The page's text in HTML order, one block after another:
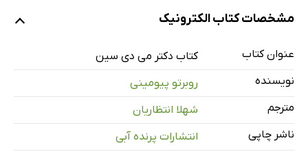
مشخصات کتاب الکترونیک
عنوان کتاب
کتاب دکتر می دی سین
نویسنده
روبرتو پیومینی
مترجم
شهلا انتظاریان
ناشر چاپی
انتشارات پرنده آبی